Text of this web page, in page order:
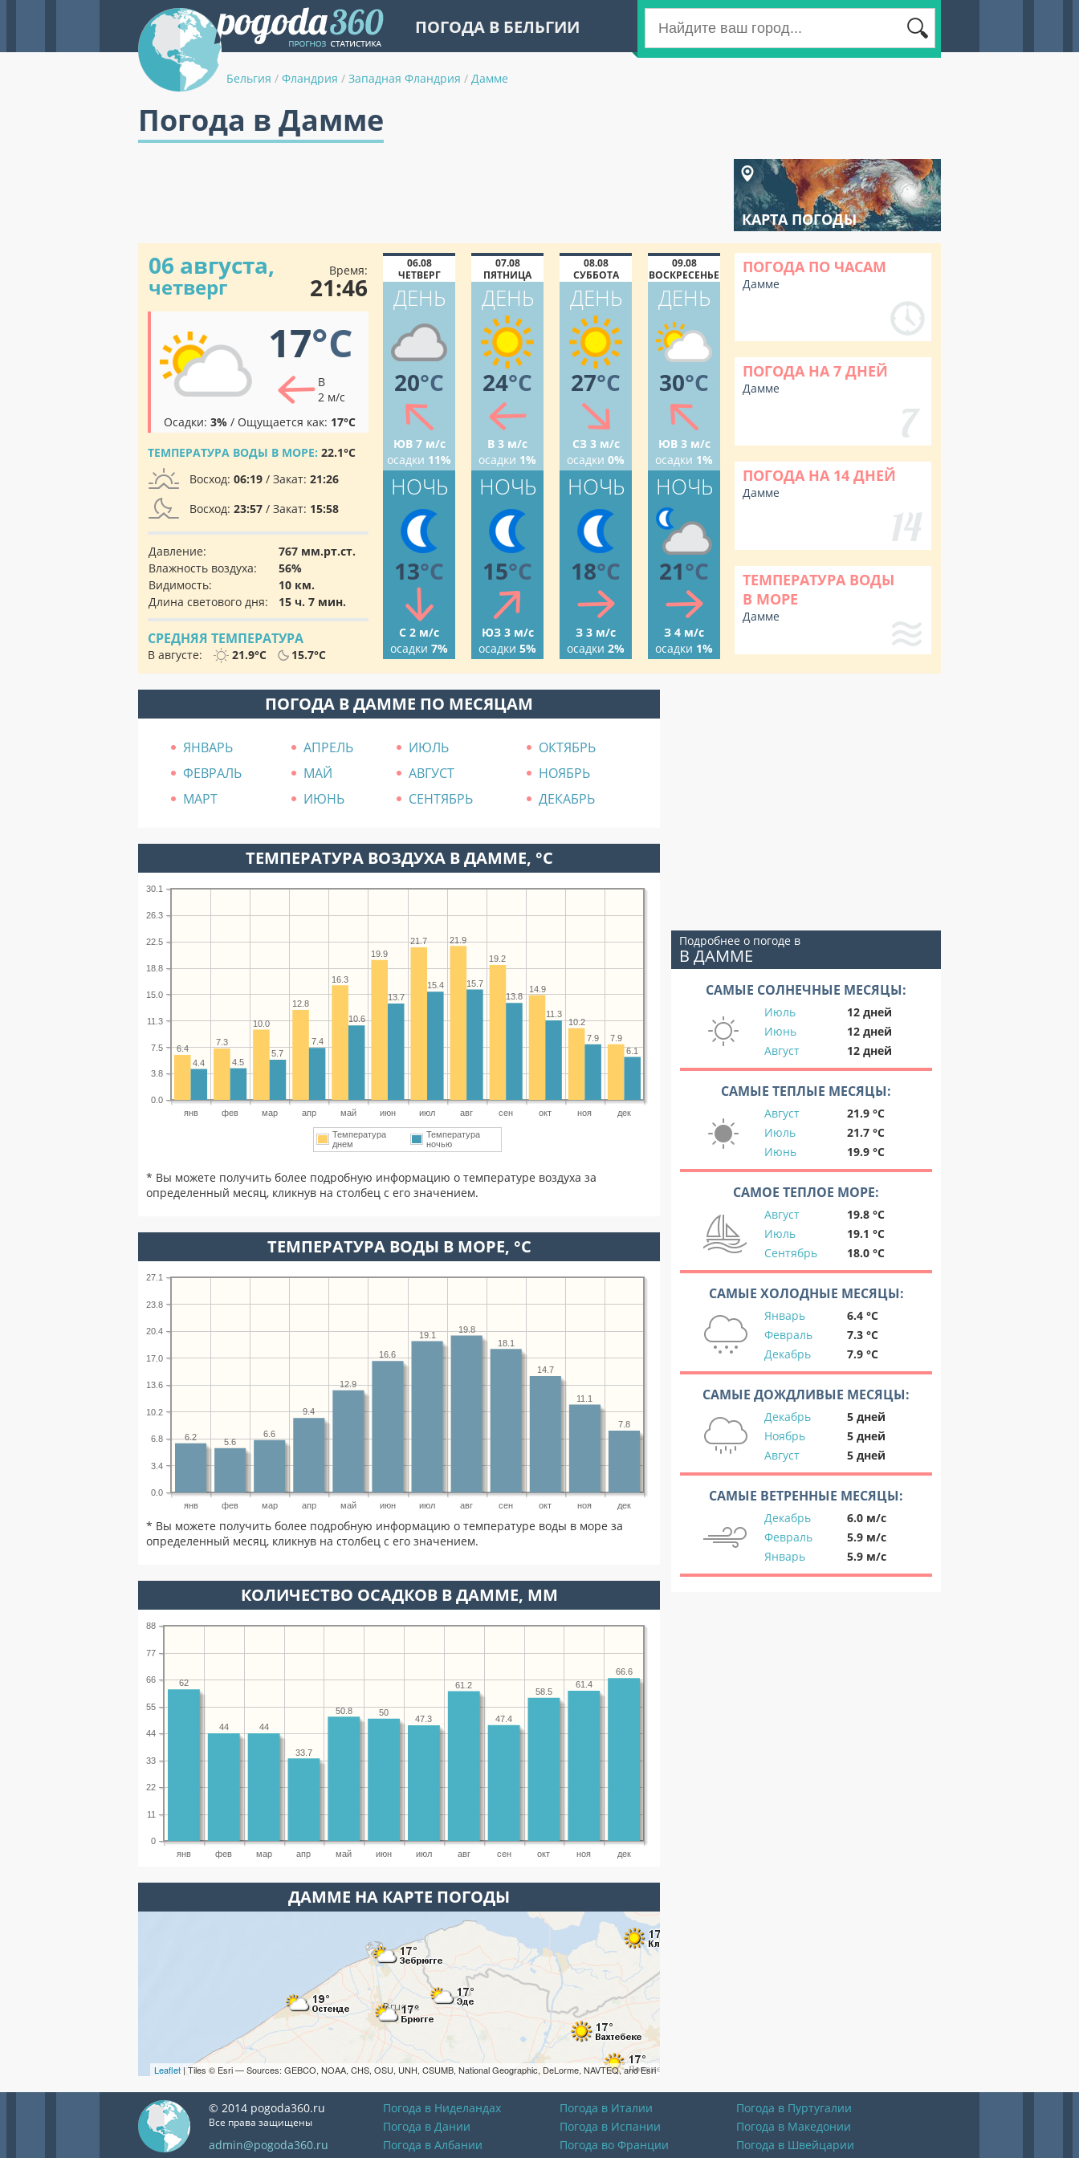
ПОГОДА В БЕЛЬГИИ
Бельгия / Фландрия / Западная Фландрия / Дамме
Погода в Дамме
КАРТА ПОГОДЫ
06 августа,
четверг
Время:
21:46
17°C
В
2 м/с
Осадки: 3% / Ощущается как: 17°C
ТЕМПЕРАТУРА ВОДЫ В МОРЕ: 22.1°C
Восход: 06:19 / Закат: 21:26
Восход: 23:57 / Закат: 15:58
Давление:
767 мм.рт.ст.
Влажность воздуха:
56%
Видимость:
10 км.
Длина светового дня:
15 ч. 7 мин.
СРЕДНЯЯ ТЕМПЕРАТУРА
В августе: 21.9°C 15.7°C
06.08
ЧЕТВЕРГ
ДЕНЬ
20°C
ЮВ 7 м/с
осадки 11%
НОЧЬ
13°C
С 2 м/с
осадки 7%
07.08
ПЯТНИЦА
ДЕНЬ
24°C
В 3 м/с
осадки 1%
НОЧЬ
15°C
ЮЗ 3 м/с
осадки 5%
08.08
СУББОТА
ДЕНЬ
27°C
СЗ 3 м/с
осадки 0%
НОЧЬ
18°C
З 3 м/с
осадки 2%
09.08
ВОСКРЕСЕНЬЕ
ДЕНЬ
30°C
ЮВ 3 м/с
осадки 1%
НОЧЬ
21°C
З 4 м/с
осадки 1%
ПОГОДА ПО ЧАСАМ
Дамме
ПОГОДА НА 7 ДНЕЙ
Дамме
ПОГОДА НА 14 ДНЕЙ
Дамме
ТЕМПЕРАТУРА ВОДЫ
В МОРЕ
Дамме
ПОГОДА В ДАММЕ ПО МЕСЯЦАМ
ЯНВАРЬ АПРЕЛЬ ИЮЛЬ
ОКТЯБРЬ
ФЕВРАЛЬ
МАЙ АВГУСТ
НОЯБРЬ
МАРТ
ИЮНЬ СЕНТЯБРЬ ДЕКАБРЬ
ТЕМПЕРАТУРА ВОЗДУХА В ДАММЕ, °C
янв фев мар апр май июн июл авг сен окт ноя дек
0.0
3.8
7.5
11.3
15.0
18.8
22.5
26.3
30.1
7.9
10.2
14.9
19.2
21.9
21.7
19.9
16.3
12.8
10.0
7.3
6.4 6.1
7.9
11.3
13.8
15.7
15.4
13.7
10.6
7.4
5.7
4.5
4.4
Температура
днем
Температура
ночью
* Вы можете получить более подробную информацию о температуре воздуха за
определенный месяц, кликнув на столбец с его значением.
ТЕМПЕРАТУРА ВОДЫ В МОРЕ, °C
янв фев мар апр май июн июл авг сен окт ноя дек
0.0
3.4
6.8
10.2
13.6
17.0
20.4
23.8
27.1
7.8
11.1
14.7
18.1
19.8
19.1
16.6
12.9
9.4
6.6
5.6
6.2
* Вы можете получить более подробную информацию о температуре воды в море за
определенный месяц, кликнув на столбец с его значением.
КОЛИЧЕСТВО ОСАДКОВ В ДАММЕ, ММ
янв фев мар апр май июн июл авг сен окт ноя дек
0
11
22
33
44
55
66
77
88
66.6
61.4
58.5
47.4
61.2
47.3
50
50.8
33.7
44
44
62
ДАММЕ НА КАРТЕ ПОГОДЫ
Leaflet | Tiles © Esri — Sources: GEBCO, NOAA, CHS, OSU, UNH, CSUMB, National Geographic, DeLorme, NAVTEQ, and Esri
Подробнее о погоде в
В ДАММЕ
САМЫЕ СОЛНЕЧНЫЕ МЕСЯЦЫ:
Июль
12 дней
Июнь
12 дней
Август
12 дней
САМЫЕ ТЕПЛЫЕ МЕСЯЦЫ:
Август
21.9 °C
Июль
21.7 °C
Июнь
19.9 °C
САМОЕ ТЕПЛОЕ МОРЕ:
Август
19.8 °C
Июль
19.1 °C
Сентябрь
18.0 °C
САМЫЕ ХОЛОДНЫЕ МЕСЯЦЫ:
Январь
6.4 °C
Февраль
7.3 °C
Декабрь
7.9 °C
САМЫЕ ДОЖДЛИВЫЕ МЕСЯЦЫ:
Декабрь
5 дней
Ноябрь
5 дней
Август
5 дней
САМЫЕ ВЕТРЕННЫЕ МЕСЯЦЫ:
Декабрь
6.0 м/с
Февраль
5.9 м/с
Январь
5.9 м/с
© 2014 pogoda360.ru
Все права защищены
admin@pogoda360.ru
Погода в Ниделандах Погода в Италии
Погода в Пуртугалии
Погода в Дании
Погода в Испании
Погода в Македонии
Погода в Албании
Погода во Франции Погода в Швейцарии